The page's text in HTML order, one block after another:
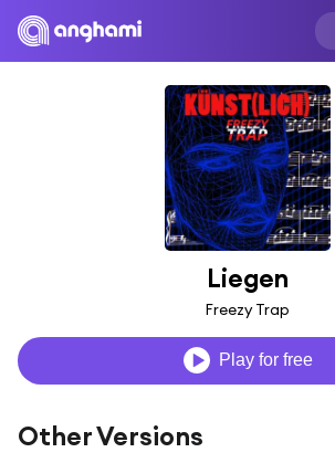
Liegen
Freezy Trap
Play for free
Other Versions